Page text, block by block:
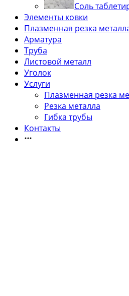
Соль
Элементы ковки
Плазменная резка
Арматура
Труба
Листовой металл
Уголок
Услуги
Плазменная резка
Резка металла
Гибка трубы
Контакты